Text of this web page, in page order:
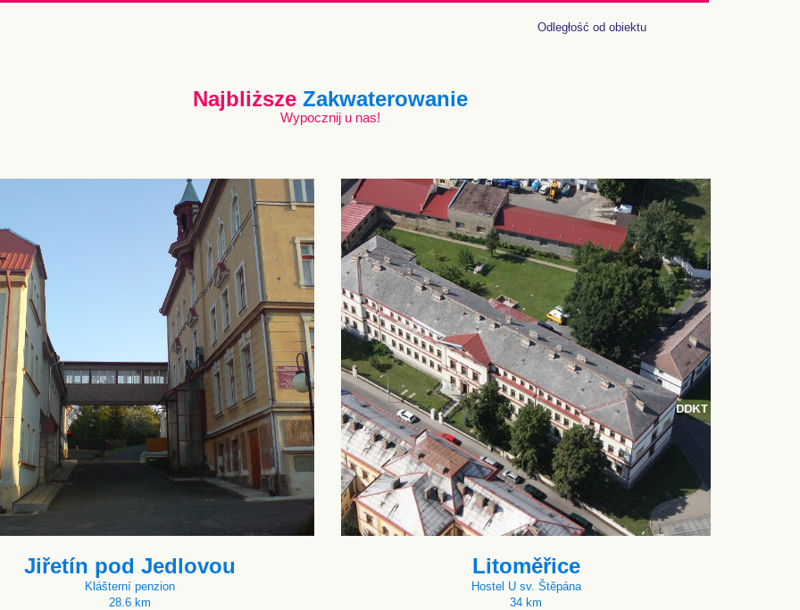
Odległość od obiektu
NajbliższeZakwaterowanie
Wypocznij u nas!
Jiřetín pod Jedlovou
Klášterní penzion
28.6 km
Litoměřice
Hostel U sv. Štěpána
34 km